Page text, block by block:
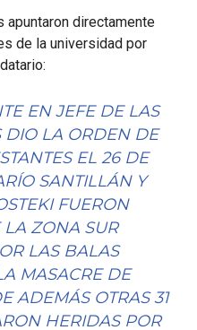
apuntaron directamente
de la universidad por
EN JEFE DE LAS
DIO LA ORDEN DE
EL 26 DE
SANTILLÁN Y
FUERON
LA ZONA SUR
LAS BALAS
MASACRE DE
ADEMÁS OTRAS 31
HERIDAS POR